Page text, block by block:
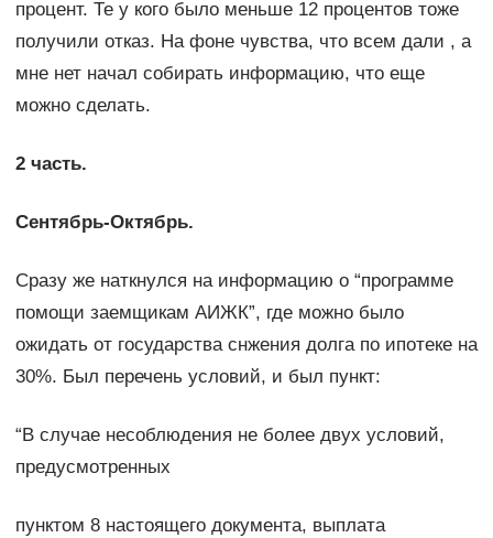
процент. Те у кого было меньше 12 процентов тоже
получили отказ. На фоне чувства, что всем дали , а
мне нет начал собирать информацию, что еще
можно сделать.
2 часть.
Сентябрь-Октябрь.
Сразу же наткнулся на информацию о “программе
помощи заемщикам АИЖК”, где можно было
ожидать от государства снжения долга по ипотеке на
30%. Был перечень условий, и был пункт:
“В случае несоблюдения не более двух условий,
предусмотренных
пунктом 8 настоящего документа, выплата